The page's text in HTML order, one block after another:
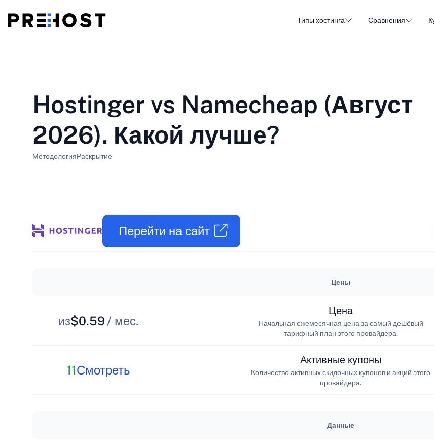
Типы хостинга
Дешевые VPS Хостинг электронной почты
Сравнения
ES - Español
IT - Italiano
LT - Lietuvių LV - Latviešu
Hostinger vs Namecheap (Август
2026). Какой лучше?
МетодологияРаскрытие
Перейти на сайт
Цены
из$0.59 / мес.
Цена
Начальная ежемесячная цена за самый дешёвый
тарифный план этого провайдера.
11Смотреть
Активные купоны
Количество активных скидочных купонов и акций этого
провайдера.
Данные